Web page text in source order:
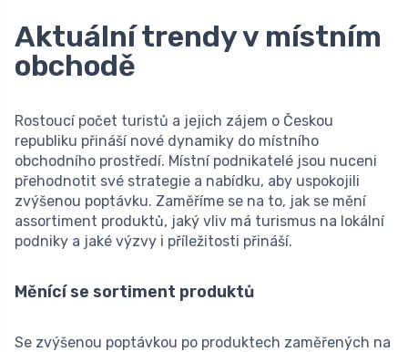
Aktuální trendy v místním
obchodě
Rostoucí počet turistů a jejich zájem o Českou
republiku přináší nové dynamiky do místního
obchodního prostředí. Místní podnikatelé jsou nuceni
přehodnotit své strategie a nabídku, aby uspokojili
zvýšenou poptávku. Zaměříme se na to, jak se mění
assortiment produktů, jaký vliv má turismus na lokální
podniky a jaké výzvy i příležitosti přináší.
Měnící se sortiment produktů
Se zvýšenou poptávkou po produktech zaměřených na